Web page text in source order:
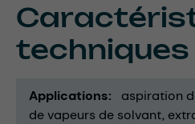
techniques
Applications aspiration
de vapeurs de solvant